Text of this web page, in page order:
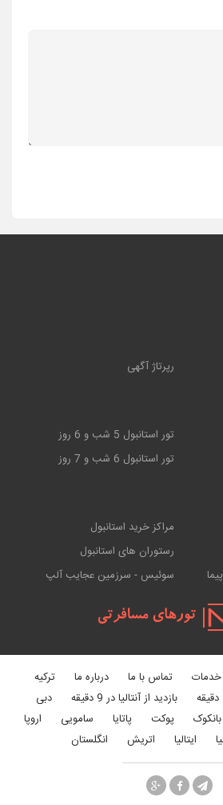
رپرتاژ آگهی
تور استانبول 5 شب و 6 روز
تور استانبول 6 شب و 7 روز
مراکز خرید استانبول
رستوران های استانبول
سوئیس - سرزمین عجایب آلپ
خدمات تماس با ما درباره ما
ترکیه
بازدید از آنتالیا در 9 دقیقه
دبی
بانکوک پوکت پاتایا سامویی
اروپا
ایتالیا اتریش انگلستان